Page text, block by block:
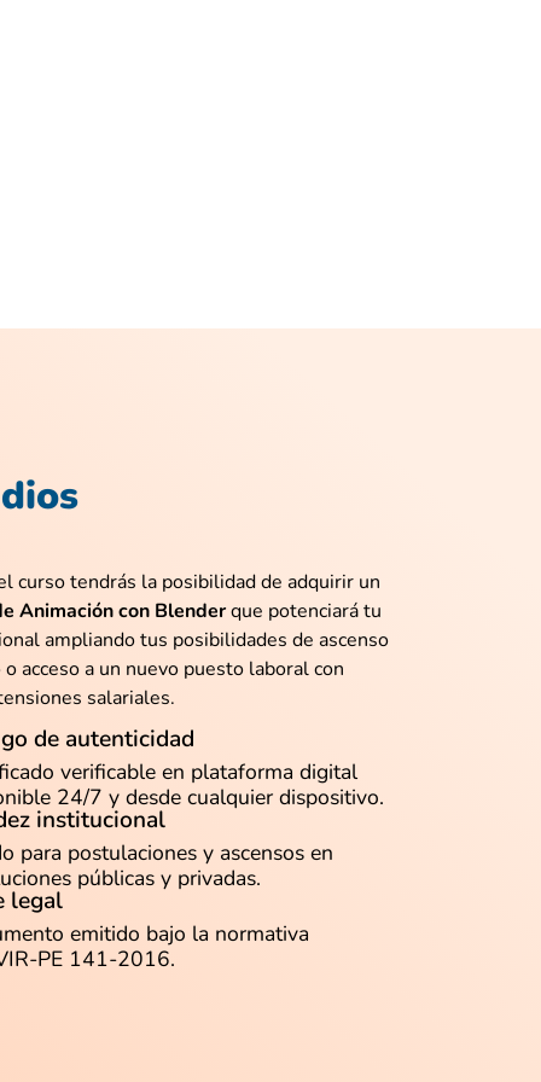
curso tendrás la posibilidad de adquirir un
Animación con Blenderque potenciará tu
ampliando tus posibilidades de ascenso
acceso a un nuevo puesto laboral con
salariales.
de autenticidad
verificable en plataforma digital
24/7 y desde cualquier dispositivo.
institucional
para postulaciones y ascensos en
públicas y privadas.
legal
emitido bajo la normativa
PE 141-2016.